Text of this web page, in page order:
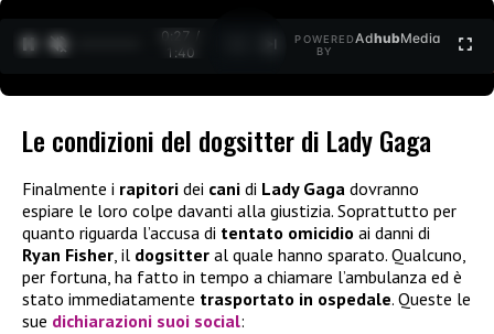
0:27 /
1:40
POWERED
BY
AdhubMedia
Le condizioni del dogsitter di Lady Gaga
Finalmente i rapitori dei cani di Lady Gaga dovranno
espiare le loro colpe davanti alla giustizia. Soprattutto per
quanto riguarda l’accusa di tentato omicidio ai danni di
Ryan Fisher, il dogsitter al quale hanno sparato. Qualcuno,
per fortuna, ha fatto in tempo a chiamare l’ambulanza ed è
stato immediatamente trasportato in ospedale. Queste le
sue dichiarazioni suoi social: